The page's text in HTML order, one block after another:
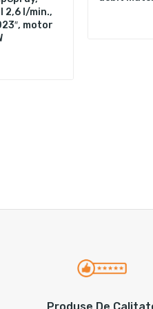
2,6 l/min.,
motor